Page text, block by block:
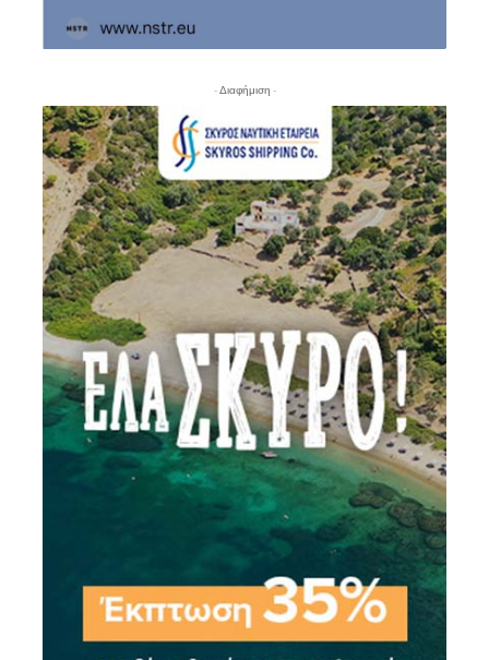
- Διαφήμιση -